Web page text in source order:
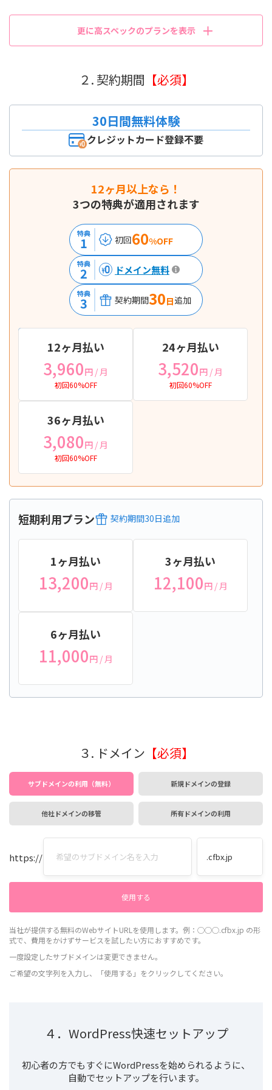
更に高スペックのプランを表示
２. 契約期間 【必須】
30日間無料体験
クレジットカード登録不要
12ヶ月以上なら！
3つの特典が適用されます
特典
1 初回60%OFF
特典
2 ドメイン無料
特典
3 契約期間30日追加
12ヶ月払い
3,960円 / 月
初回60%OFF
24ヶ月払い
3,520円 / 月
初回60%OFF
36ヶ月払い
3,080円 / 月
初回60%OFF
短期利用プラン 契約期間30日追加
1ヶ月払い
13,200円/ 月
3ヶ月払い
12,100円/ 月
6ヶ月払い
11,000円/ 月
３. ドメイン 【必須】
サブドメインの利用（無料） 新規ドメインの登録
他社ドメインの移管 所有ドメインの利用
https://
当社が提供する無料のWebサイトURLを使用します。例：◯◯◯.cfbx.jp の形
式で、費用をかけずサービスを試したい方におすすめです。
一度設定したサブドメインは変更できません。
ご希望の文字列を入力し、「使用する」をクリックしてください。
４．WordPress快速セットアップ
初心者の方でもすぐにWordPressを始められるように、
自動でセットアップを行います。